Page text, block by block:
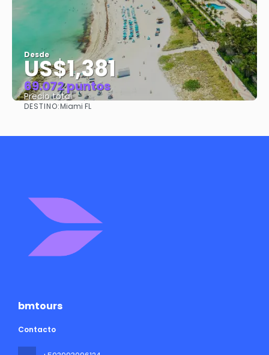
Desde
US$1,381
69.072 puntos
Precio total
DESTINO:Miami FL
bmtours
Contacto